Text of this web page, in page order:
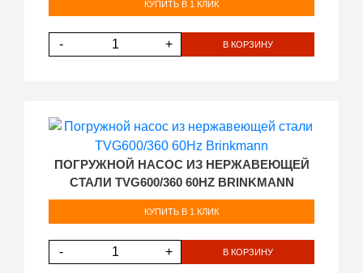
КУПИТЬ В 1 КЛИК
- + В КОРЗИНУ
ПОГРУЖНОЙ НАСОС ИЗ НЕРЖАВЕЮЩЕЙ
СТАЛИ TVG600/360 60HZ BRINKMANN
КУПИТЬ В 1 КЛИК
- + В КОРЗИНУ